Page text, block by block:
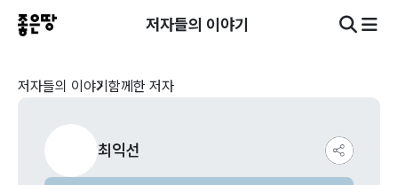
저자들의 이야기
저자들의 이야기 함께한 저자
최익선